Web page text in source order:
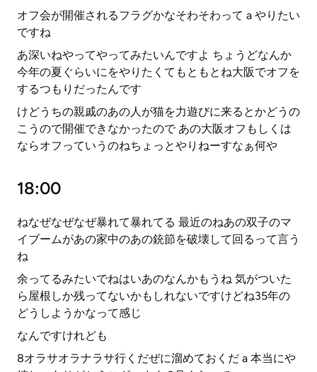
オフ会が開催されるフラグかなそわそわって a やりたい
ですね
あ深いねやってやってみたいんですよ ちょうどなんか
今年の夏ぐらいにをやりたくてもともとね大阪でオフを
するつもりだったんです
けどうちの親戚のあの人が猫を力遊びに来るとかどうの
こうので開催できなかったので あの大阪オフもしくは
ならオフっていうのねちょっとやりねーすなぁ何や
18:00
ねなぜなぜなぜ暴れて暴れてる 最近のねあの双子のマ
イブームがあの家中のあの銃節を破壊して回るって言う
ね
余ってるみたいでねはいあのなんかもうね 気がついた
ら屋根しか残ってないかもしれないですけどね35年の
どうしようかなって感じ
なんですけれども
8オラサオラナラサ行くだぜに溜めておくだ a 本当にや